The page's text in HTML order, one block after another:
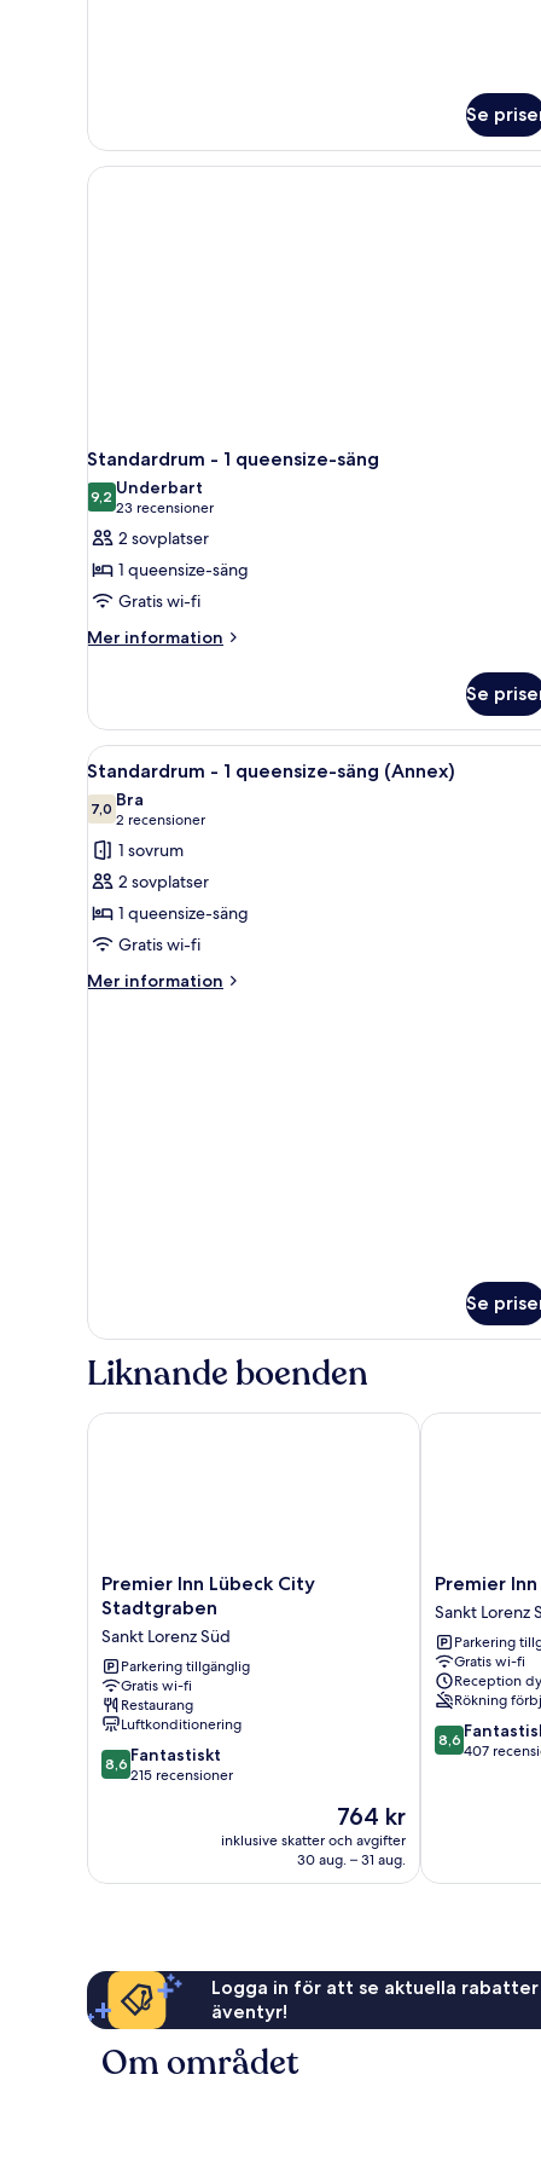
Se
Standardrum - 1 queensize-säng
9,29,2 av 10
Underbart
23 recensioner
(23 recensioner)
2 sovplatser
1 queensize-säng
Gratis wi-fi
Mer information
Mer
-
queensize-
säng
Se
Öppna
alla
foton
för
Standardrum
-
1
queensize-
säng
Ett modernt badrum med en
1
Standardrum - 1 queensize-säng (Annex)
7,07,0 av 10
Bra
2 recensioner
(2 recensioner)
1 sovrum
2 sovplatser
1 queensize-säng
Gratis wi-fi
Mer information
Mer
Se
Liknande boenden
Premier
Inn
Lübeck
City
Stadtgraben
Sankt
Lorenz
Süd
Premier Inn Lübeck City
Stadtgraben
Sankt Lorenz Süd
Parkering tillgänglig
Gratis wi-fi
Restaurang
Luftkonditionering
8.6
av
8,6 Fantastiskt
215 recensioner
Priset
är
764 kr
764 kr
inklusive skatter och avgifter
30 aug. – 31 aug.
Premier Inn Lübeck City Stadtgraben
Premier
Inn
Lübeck
City
Centre
Sankt
Lorenz
Süd
Premier
Sankt Lorenz
Parkering
Gratis wi-fi
Reception
Rökning
8.6
av
8,6
407
Premier Inn
Logga in för att se aktuella
äventyr!
Om området